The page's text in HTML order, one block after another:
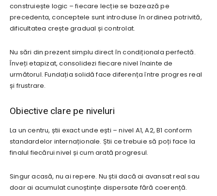
construiește logic – fiecare lecție se bazează pe
precedenta, conceptele sunt introduse în ordinea potrivită,
dificultatea crește gradual și controlat.
Nu sări din prezent simplu direct în condiționala perfectă.
Înveți etapizat, consolidezi fiecare nivel înainte de
următorul. Fundația solidă face diferența între progres real
și frustrare.
Obiective clare pe niveluri
La un centru, știi exact unde ești – nivel A1, A2, B1 conform
standardelor internaționale. Știi ce trebuie să poți face la
finalul fiecărui nivel și cum arată progresul.
Singur acasă, nu ai repere. Nu știi dacă ai avansat real sau
doar ai acumulat cunoștințe dispersate fără coerență.